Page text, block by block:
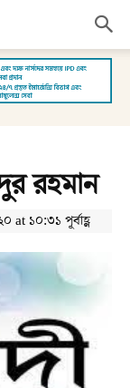
রহমান
at ১০:৩১ পূর্বাহ্ণ